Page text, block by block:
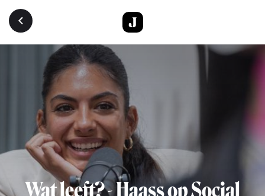
Direkt zum Inhalt
Wat leeft? - Haass op Social